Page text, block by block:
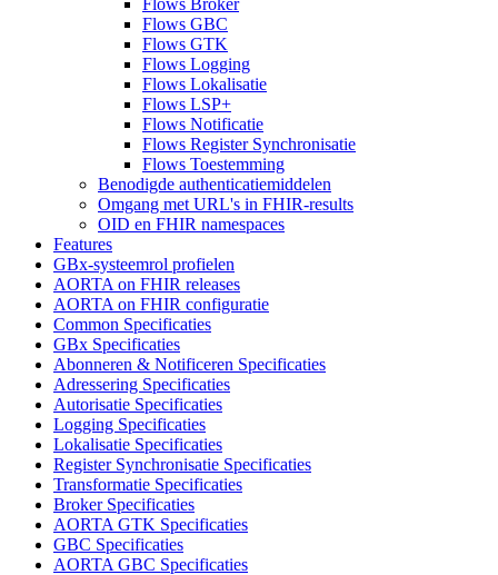
Flows Broker
Flows GBC
Flows GTK
Flows Logging
Flows Lokalisatie
Flows LSP+
Flows Notificatie
Flows Register Synchronisatie
Flows Toestemming
Benodigde authenticatiemiddelen
Omgang met URL's in FHIR-results
OID en FHIR namespaces
Features
GBx-systeemrol profielen
AORTA on FHIR releases
AORTA on FHIR configuratie
Common Specificaties
GBx Specificaties
Abonneren & Notificeren Specificaties
Adressering Specificaties
Autorisatie Specificaties
Logging Specificaties
Lokalisatie Specificaties
Register Synchronisatie Specificaties
Transformatie Specificaties
Broker Specificaties
AORTA GTK Specificaties
GBC Specificaties
AORTA GBC Specificaties